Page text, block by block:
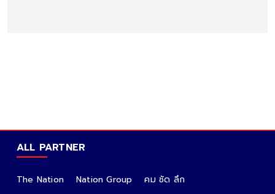
ALL PARTNER
The Nation Nation Group
คม ชัด ลึก